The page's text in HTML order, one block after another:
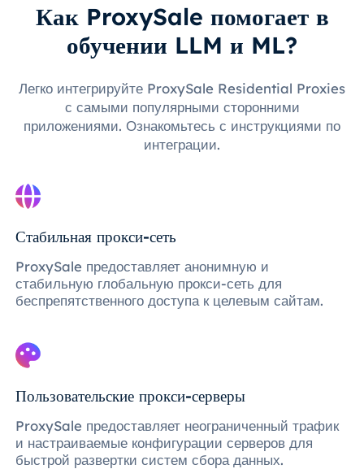
Как ProxySale помогает в
обучении LLM и ML?
Легко интегрируйте ProxySale Residential Proxies
с самыми популярными сторонними
приложениями. Ознакомьтесь с инструкциями по
интеграции.
Стабильная прокси-сеть
ProxySale предоставляет анонимную и
стабильную глобальную прокси-сеть для
беспрепятственного доступа к целевым сайтам.
Пользовательские прокси-серверы
ProxySale предоставляет неограниченный трафик
и настраиваемые конфигурации серверов для
быстрой развертки систем сбора данных.